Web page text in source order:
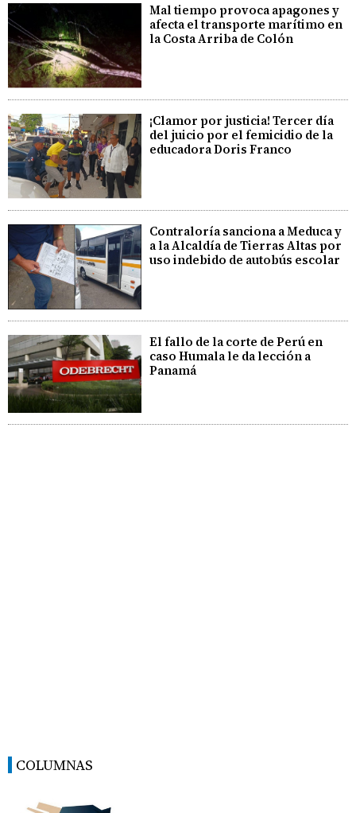
Mal tiempo provoca apagones y
afecta el transporte marítimo en
la Costa Arriba de Colón
¡Clamor por justicia! Tercer día
del juicio por el femicidio de la
educadora Doris Franco
Contraloría sanciona a Meduca y
a la Alcaldía de Tierras Altas por
uso indebido de autobús escolar
El fallo de la corte de Perú en
caso Humala le da lección a
Panamá
COLUMNAS